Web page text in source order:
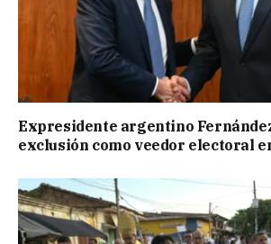
Expresidente argentino
exclusión como veedor electoral